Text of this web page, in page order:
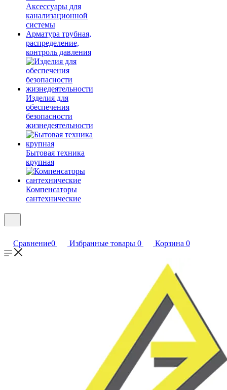
Аксессуары для
канализационной
системы
Арматура трубная,
распределение,
контроль давления
Изделия для
обеспечения
безопасности
жизнедеятельности
Бытовая техника
крупная
Компенсаторы
сантехнические
Сравнение0 Избранные товары 0 Корзина 0